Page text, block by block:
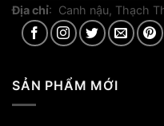
Địa chỉ: Canh nậu, Thạch
SẢN PHẨM MỚI